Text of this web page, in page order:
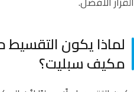
لماذا يكون التقسيط
مكيف سبليت؟